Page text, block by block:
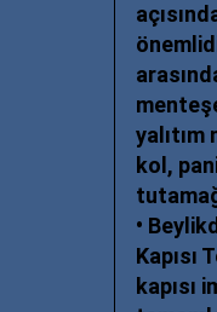
yalıtım
kol,
•
Kapısı
kapısı